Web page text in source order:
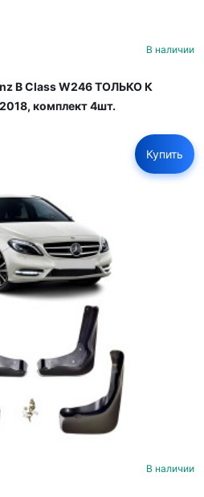
В наличии
B Class W246 ТОЛЬКО К
комплект 4шт.
Купить
В наличии